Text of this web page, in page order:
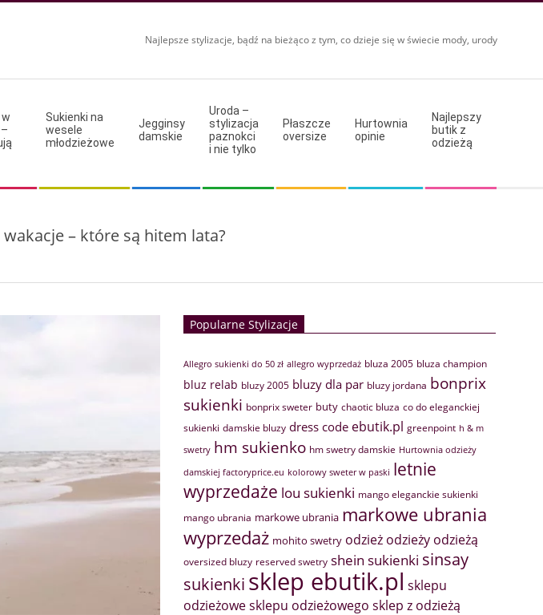
Najlepsze stylizacje, bądź na bieżąco z tym, co dzieje się w świecie mody, urody
Sukienki na
wesele
młodzieżowe
Jegginsy
damskie
Uroda –
stylizacja
paznokci
i nie tylko
Płaszcze
oversize
Hurtownia
opinie
Najlepszy
butik z
odzieżą
– które są hitem lata?
Popularne Stylizacje
Allegro sukienki do 50 zł allegro wyprzedaż bluza 2005 bluza champion
bluz relab bluzy 2005 bluzy dla par bluzy jordana bonprix
sukienki bonprix sweter buty chaotic bluza co do eleganckiej
sukienki damskie bluzy dress code ebutik.pl greenpoint h & m
swetry hm sukienko hm swetry damskie Hurtownia odzieży
damskiej factoryprice.eu kolorowy sweter w paski letnie
wyprzedaże lou sukienki mango eleganckie sukienki
mango ubrania markowe ubrania markowe ubrania
wyprzedaż mohito swetry odzież odzieży odzieżą
oversized bluzy reserved swetry shein sukienki sinsay
sukienki sklep ebutik.pl sklepu
odzieżowesklepu odzieżowego sklep z odzieżą